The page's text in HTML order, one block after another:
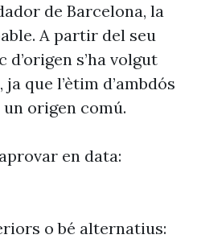
de Barcelona, la
A partir del seu
s’ha volgut
que l’ètim d’ambdós
origen comú.
en data:
o bé alternatius: